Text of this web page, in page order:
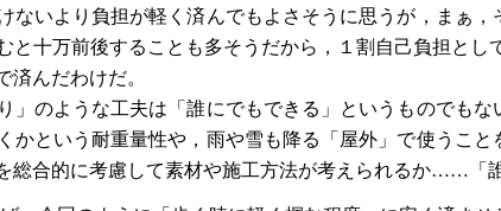
ないより負担が軽く済んでもよさそうに思うが，まぁ
と十万前後することも多そうだから，１割自己負担と
んだわけだ。
のような工夫は「誰にでもできる」というものでも
かという耐重量性や，雨や雪も降る「屋外」で使うこと
総合的に考慮して素材や施工方法が考えられるか……「